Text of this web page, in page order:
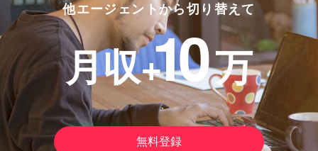
他エージェントから切り替えて
月収+10 万
無料登録